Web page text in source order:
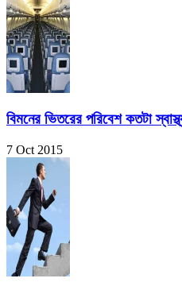
বিমনের ভিতরের পরিবেশ কতটা
7 Oct 2015